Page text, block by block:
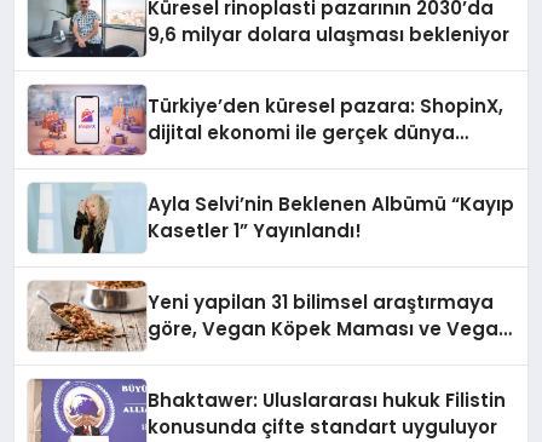
Küresel rinoplasti pazarının 2030’da
9,6 milyar dolara ulaşması bekleniyor
Türkiye’den küresel pazara: ShopinX,
dijital ekonomi ile gerçek dünya
Ayla Selvi’nin Beklenen Albümü “Kayıp
Kasetler 1” Yayınlandı!
Yeni yapilan 31 bilimsel araştırmaya
göre, Vegan Köpek Maması ve Vegan
Bhaktawer: Uluslararası hukuk Filistin
konusunda çifte standart uyguluyor